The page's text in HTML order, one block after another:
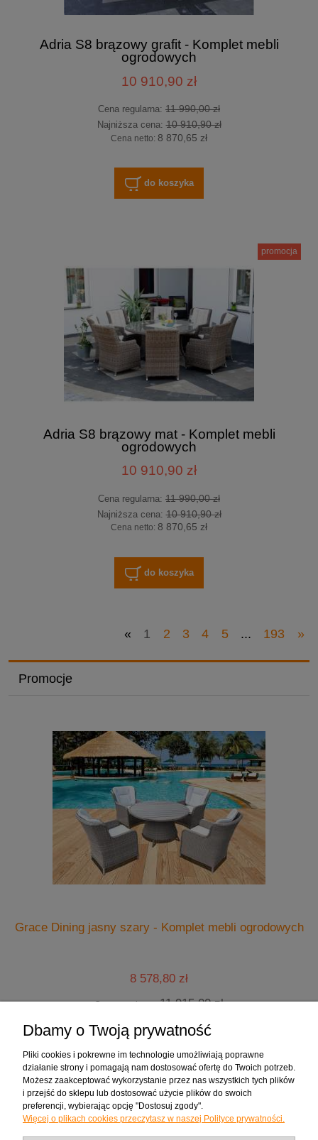
Adria S8 brązowy grafit - Komplet mebli
ogrodowych
10 910,90 zł
Cena regularna: 11 990,00 zł
Najniższa cena:10 910,90 zł
Cena netto: 8 870,65 zł
do koszyka
Adria S8 brązowy mat - Komplet mebli
ogrodowych
10 910,90 zł
Cena regularna: 11 990,00 zł
Najniższa cena:10 910,90 zł
Cena netto: 8 870,65 zł
do koszyka
promocja
« 1 2 3 4 5 ... 193 »
Promocje
Grace Dining jasny szary - Komplet mebli ogrodowych
8 578,80 zł
Cena regularna:11 915,00 zł
Zakupy
Pomoc
Dbamy o Twoją prywatność
Pliki cookies i pokrewne im technologie umożliwiają poprawne
działanie strony i pomagają nam dostosować ofertę do Twoich potrzeb.
Możesz zaakceptować wykorzystanie przez nas wszystkich tych plików
i przejść do sklepu lub dostosować użycie plików do swoich
preferencji, wybierając opcję "Dostosuj zgody".
Więcej o plikach cookies przeczytasz w naszej Polityce prywatności.